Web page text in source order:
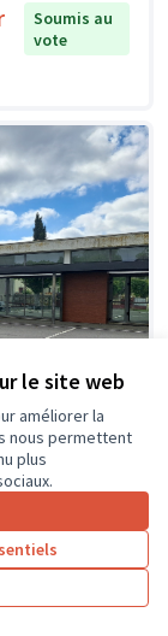
le site web
améliorer la
nous permettent
plus
Soumis au
vote
Soumis